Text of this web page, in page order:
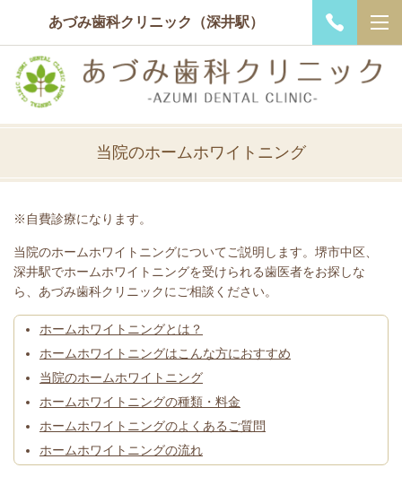
あづみ歯科クリニック（深井駅）
当院のホームホワイトニング
※自費診療になります。
当院のホームホワイトニングについてご説明します。堺市中区、
深井駅でホームホワイトニングを受けられる歯医者をお探しな
ら、あづみ歯科クリニックにご相談ください。
ホームホワイトニングとは？
ホームホワイトニングはこんな方におすすめ
当院のホームホワイトニング
ホームホワイトニングの種類・料金
ホームホワイトニングのよくあるご質問
ホームホワイトニングの流れ